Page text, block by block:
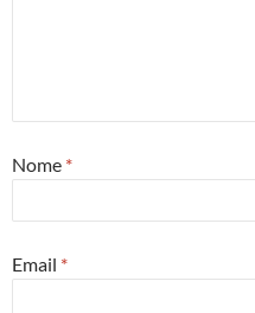
Nome *
Email *